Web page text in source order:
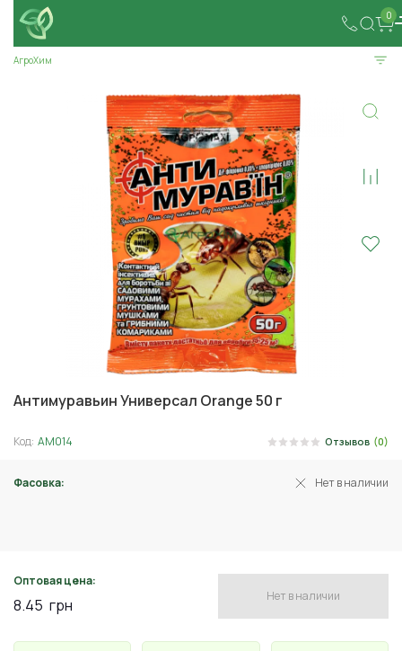
0
АгроХим
Антимуравьин Универсал Orange 50 г
Код: АМ014 Отзывов (0)
Фасовка: Нет в наличии
Оптовая цена:
8.45 грн Нет в наличии